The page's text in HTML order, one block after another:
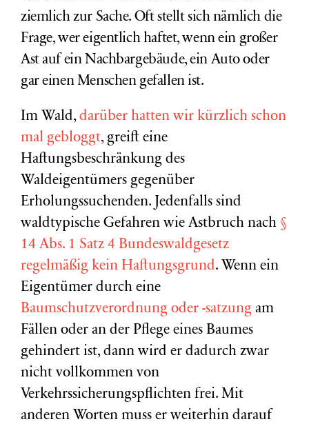
ziemlich zur Sache. Oft stellt sich nämlich die
Frage, wer eigentlich haftet, wenn ein großer
Ast auf ein Nachbargebäude, ein Auto oder
gar einen Menschen gefallen ist.
Im Wald,darüber hatten wir kürzlich schon
mal gebloggt, greift eine
Haftungsbeschränkung des
Waldeigentümers gegenüber
Erholungssuchenden. Jedenfalls sind
waldtypische Gefahren wie Astbruch nach §
14 Abs. 1 Satz 4 Bundeswaldgesetz
regelmäßig kein Haftungsgrund. Wenn ein
Eigentümer durch eine
Baumschutzverordnung oder -satzung am
Fällen oder an der Pflege eines Baumes
gehindert ist, dann wird er dadurch zwar
nicht vollkommen von
Verkehrssicherungspflichten frei. Mit
anderen Worten muss er weiterhin darauf